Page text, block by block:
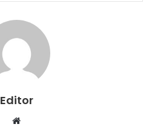
Editor
Website